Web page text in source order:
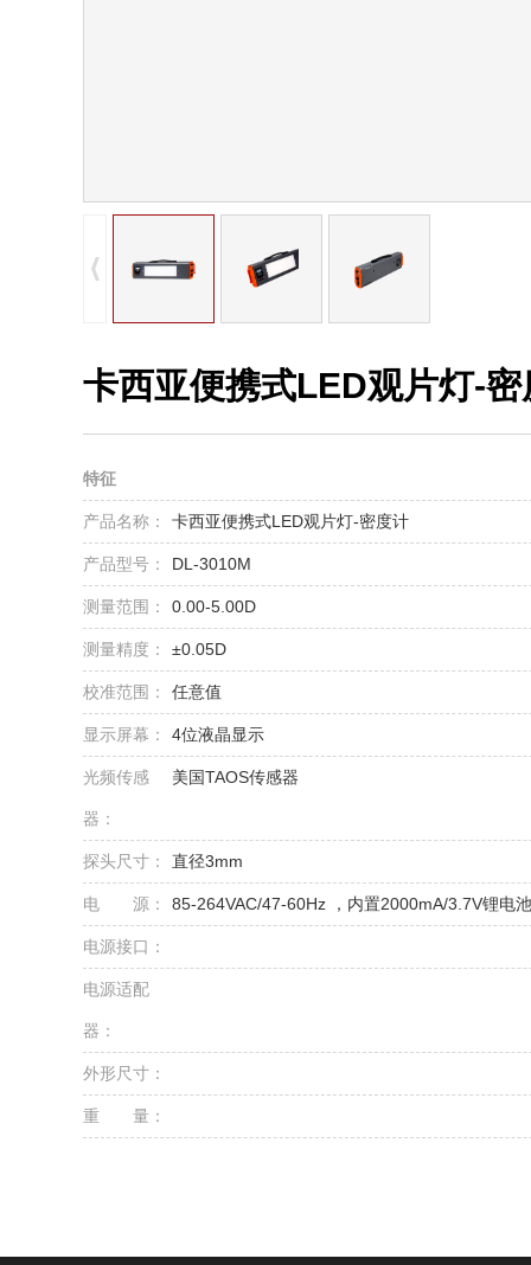
卡西亚便携式LED观片灯-密
特征
产品名称： 卡西亚便携式LED观片灯-密度计
产品型号： DL-3010M
测量范围： 0.00-5.00D
测量精度： ±0.05D
校准范围： 任意值
显示屏幕： 4位液晶显示
光频传感
器：
美国TAOS传感器
探头尺寸： 直径3mm
电 源： 85-264VAC/47-60Hz ，内置2000mA/3.7V锂电池
电源接口：
电源适配
器：
外形尺寸：
重 量：